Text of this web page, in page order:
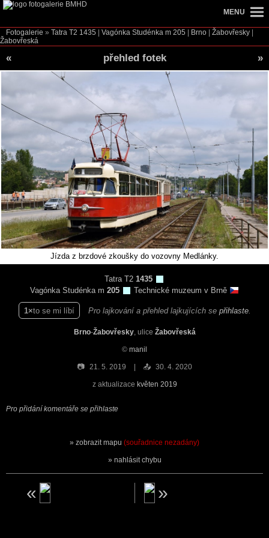
Fotogalerie » Tatra T2 1435 Vagónka Studénka m 205 Brno Žabovřesky
Žabovřeská
« přehled fotek »
Jízda z brzdové zkoušky do vozovny Medlánky.
Tatra T2 1435
Vagónka Studénka m 205 Technické muzeum v Brně
1 to se mi líbí Pro lajkování a přehled lajkujících se přihlaste.
Brno-Žabovřesky, ulice Žabovřeská
© manil
📷 21. 5. 2019 📤 30. 4. 2020
z aktualizace květen 2019
Pro přidání komentáře se přihlaste
zobrazit mapu (souřadnice nezadány)
nahlásit chybu
MENU